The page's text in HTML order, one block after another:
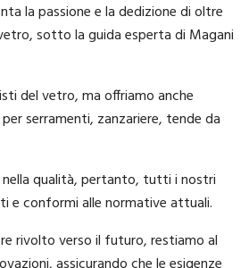
la passione e la dedizione di oltre
sotto la guida esperta di Magani
del vetro, ma offriamo anche
serramenti, zanzariere, tende da
qualità, pertanto, tutti i nostri
e conformi alle normative attuali.
rivolto verso il futuro, restiamo al